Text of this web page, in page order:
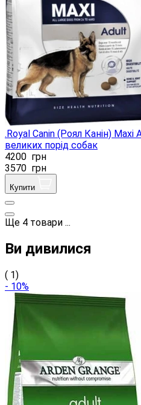
.Royal Canin (Роял Канін)
великих порід собак
4200 грн
3570 грн
Купити
Ще 4 товари ...
Ви дивилися
( 1)
- 10%